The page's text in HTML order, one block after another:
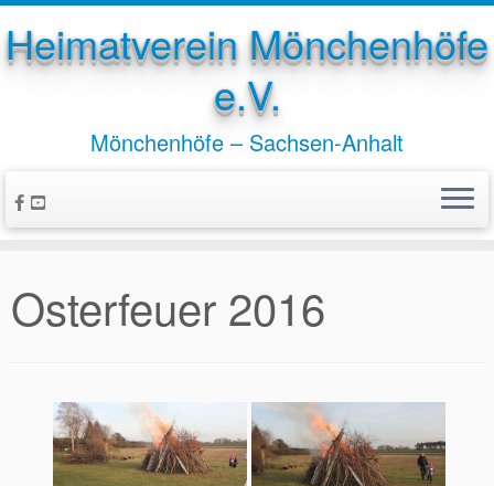
Heimatverein Mönchenhöfe
e.V.
Mönchenhöfe – Sachsen-Anhalt
Osterfeuer 2016